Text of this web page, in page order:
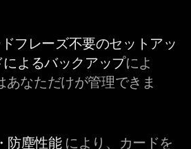
フレーズ不要のセットアッ
よるバックアップによ
なただけが管理できま
防塵性能により、カードを